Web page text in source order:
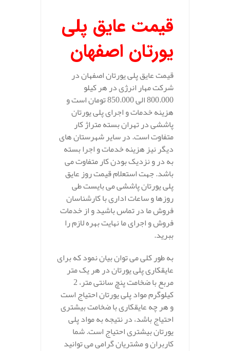
قیمت عایق پلی
یورتان اصفهان
قیمت عایق پلی یورتان اصفهان در
شرکت مهار انرژی در هر کیلو
800.000 الی 850.000 تومان است و
هزینه خدمات و اجرای پلی یورتان
پاششی در تهران بسته متراژ کار
متفاوت است. در سایر شهرستان های
دیگر نیز هزینه خدمات و اجرا بسته
به در و نزدیک بودن کار متفاوت می
باشد. جهت استعلام قیمت روز عایق
پلی یورتان پاششی می بایست طی
روزها و ساعات اداری با کارشناسان
فروش ما در تماس باشید و از خدمات
فروش و اجرای ما نهایت بهره لازم را
ببرید.
به طور کلی می توان بیان نمود که برای
عایقکاری پلی یورتان در هر یک متر
مربع با ضخامت پنچ سانتی متر، 2
کیلوگرم مواد پلی یورتان احتیاج است
و هر چه عایقکاری با ضخامت بیشتری
احتیاج باشد، در نتیجه به مواد پلی
یورتان بیشتری احتیاج است. شما
کاربران و مشتریان گرامی می توانید